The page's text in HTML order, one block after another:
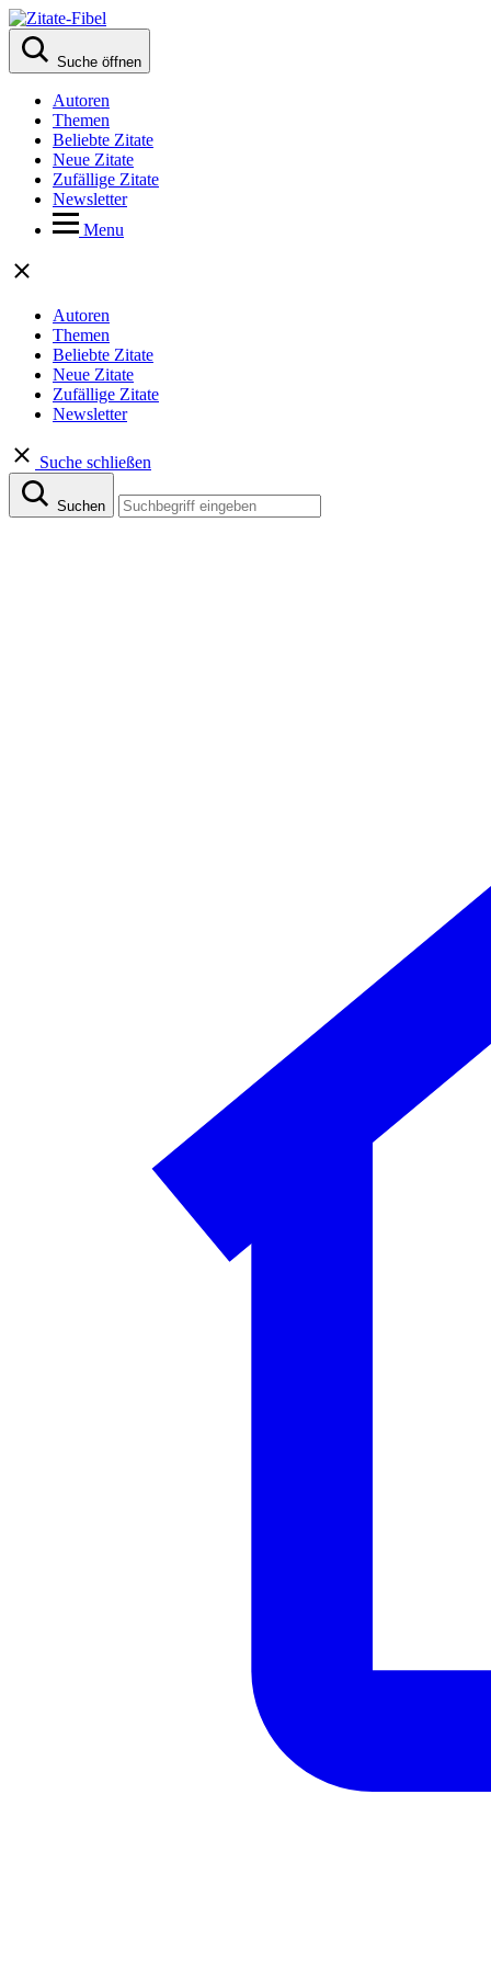
Suche öffnen
Autoren
Themen
Beliebte Zitate
Neue Zitate
Zufällige Zitate
Newsletter
Menu
Autoren
Themen
Beliebte Zitate
Neue Zitate
Zufällige Zitate
Newsletter
Suche schließen
Suchen